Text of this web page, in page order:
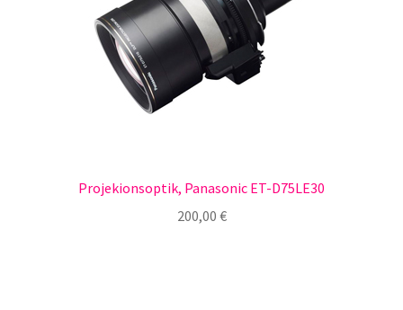
Projekionsoptik, Panasonic ET-D75LE30
200,00 €